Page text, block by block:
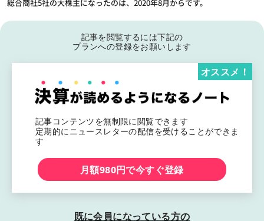
総合商社5社の大株主になったのは、2020年8月からです。
記事を閲覧するには下記の
プランへの登録をお願いします
記事コンテンツを無制限に閲覧できます
定期的にニュースレターの配信を受けることができま
す
オススメ！
月額980円で今すぐ登録
既に会員になっている方の